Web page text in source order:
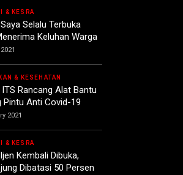
& KESRA
Selalu Terbuka
Keluhan Warga
& KESEHATAN
Rancang Alat Bantu
Pintu Anti Covid-19
2021
& KESRA
Kembali Dibuka,
Dibatasi 50 Persen